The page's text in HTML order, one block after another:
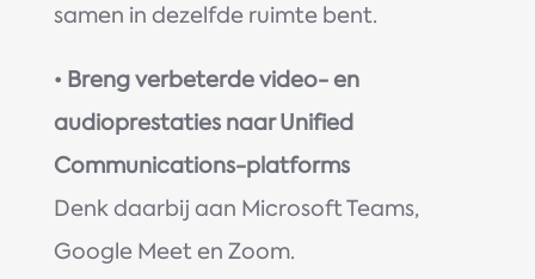
samen in dezelfde ruimte bent.
• Breng verbeterde video- en
audioprestaties naar Unified
Communications-platforms
Denk daarbij aan Microsoft Teams,
Google Meet en Zoom.